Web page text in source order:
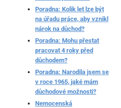
Poradna: Kolik let lze být
na úřadu práce, aby vznikl
nárok na důchod?
Poradna: Mohu přestat
pracovat 4 roky před
důchodem?
Poradna: Narodila jsem se
v roce 1965, jaké mám
důchodové možnosti?
Nemocenská